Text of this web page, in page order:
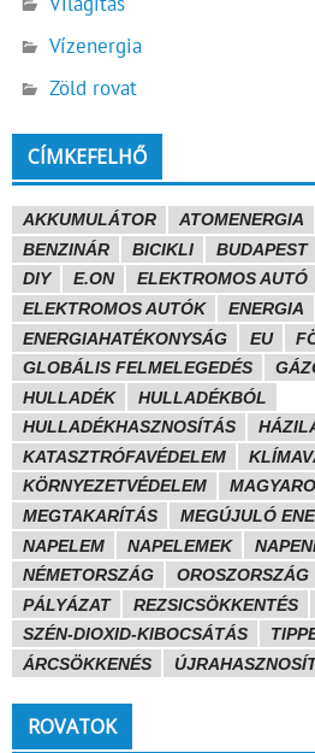
Vízenergia
Zöld rovat
CÍMKEFELHŐ
AKKUMULÁTOR ATOMENERGIA
BENZINÁR
BICIKLI BUDAPEST
DIY
E.ON
ELEKTROMOS AUTÓ
ELEKTROMOS AUTÓK
ENERGIA
ENERGIAHATÉKONYSÁG
EU
GLOBÁLIS FELMELEGEDÉS
HULLADÉK
HULLADÉKBÓL
HULLADÉKHASZNOSÍTÁS
KATASZTRÓFAVÉDELEM
KÖRNYEZETVÉDELEM
MEGTAKARÍTÁS
MEGÚJULÓ
NAPELEM
NAPELEMEK
NÉMETORSZÁG
OROSZORSZÁG
PÁLYÁZAT
REZSICSÖKKENTÉS
SZÉN-DIOXID-KIBOCSÁTÁS
ÁRCSÖKKENÉS
ROVATOK